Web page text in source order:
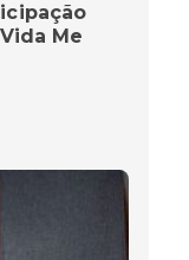
Me